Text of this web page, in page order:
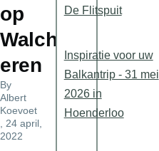
op
Walch
eren
By
Albert
Koevoet
, 24 april,
2022
De Flitspuit
Inspiratie voor uw
Balkantrip - 31 mei
2026 in
Hoenderloo